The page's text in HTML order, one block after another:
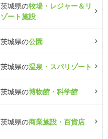
茨城県の牧場・レジャー＆リ
ゾート施設
茨城県の公園
茨城県の温泉・スパリゾート
茨城県の博物館・科学館
茨城県の商業施設・百貨店